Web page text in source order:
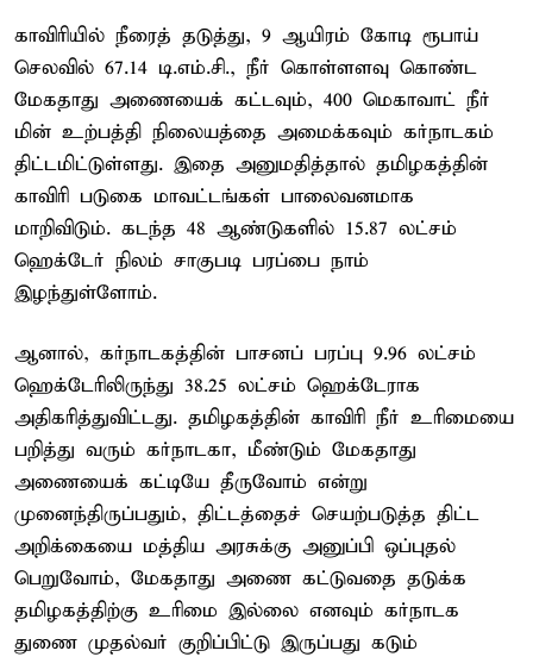
காவிரியில் நீரைத் தடுத்து, 9 ஆயிரம் கோடி ரூபாய்
செலவில் 67.14 டி.எம்.சி., நீர் கொள்ளளவு கொண்ட
மேகதாது அணையைக் கட்டவும், 400 மெகாவாட் நீர்
மின் உற்பத்தி நிலையத்தை அமைக்கவும் கர்நாடகம்
திட்டமிட்டுள்ளது. இதை அனுமதித்தால் தமிழகத்தின்
காவிரி படுகை மாவட்டங்கள் பாலைவனமாக
மாறிவிடும். கடந்த 48 ஆண்டுகளில் 15.87 லட்சம்
ஹெக்டேர் நிலம் சாகுபடி பரப்பை நாம்
இழந்துள்ளோம்.
ஆனால், கர்நாடகத்தின் பாசனப் பரப்பு 9.96 லட்சம்
ஹெக்டேரிலிருந்து 38.25 லட்சம் ஹெக்டேராக
அதிகரித்துவிட்டது. தமிழகத்தின் காவிரி நீர் உரிமையை
பறித்து வரும் கர்நாடகா, மீண்டும் மேகதாது
அணையைக் கட்டியே தீருவோம் என்று
முனைந்திருப்பதும், திட்டத்தைச் செயற்படுத்த திட்ட
அறிக்கையை மத்திய அரசுக்கு அனுப்பி ஒப்புதல்
பெறுவோம், மேகதாது அணை கட்டுவதை தடுக்க
தமிழகத்திற்கு உரிமை இல்லை எனவும் கர்நாடக
துணை முதல்வர் குறிப்பிட்டு இருப்பது கடும்